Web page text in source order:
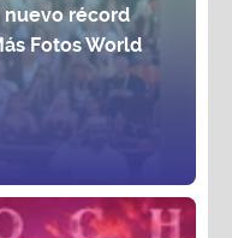
nuevo récord
Fotos World